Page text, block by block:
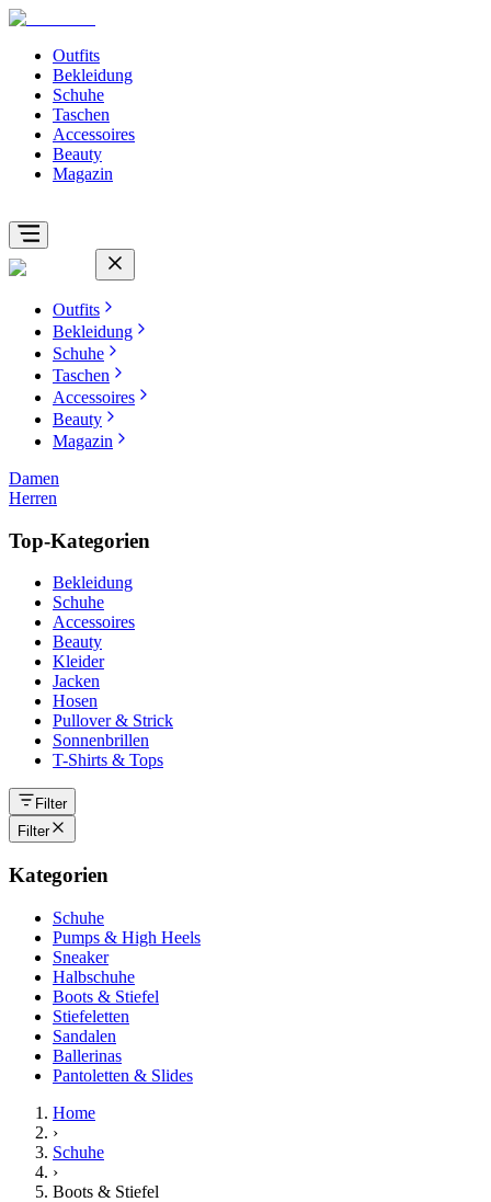
Outfits
Bekleidung
Schuhe
Taschen
Accessoires
Beauty
Magazin
Outfits
Bekleidung
Schuhe
Taschen
Accessoires
Beauty
Magazin
Damen
Herren
Top-Kategorien
Bekleidung
Schuhe
Accessoires
Beauty
Kleider
Jacken
Hosen
Pullover & Strick
Sonnenbrillen
T-Shirts & Tops
Filter
Filter
Kategorien
Schuhe
Pumps & High Heels
Sneaker
Halbschuhe
Boots & Stiefel
Stiefeletten
Sandalen
Ballerinas
Pantoletten & Slides
Home
›
Schuhe
›
Boots & Stiefel